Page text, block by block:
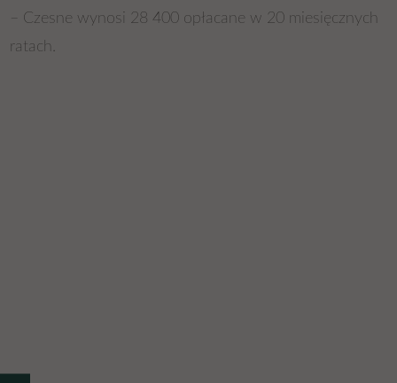
– Czesne wynosi 28 400 opłacane w 20 miesięcznych
ratach.